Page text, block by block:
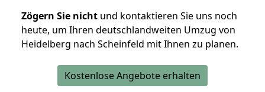
Zögern Sie nicht und kontaktieren Sie uns noch
heute, um Ihren deutschlandweiten Umzug von
Heidelberg nach Scheinfeld mit Ihnen zu planen.
Kostenlose Angebote erhalten